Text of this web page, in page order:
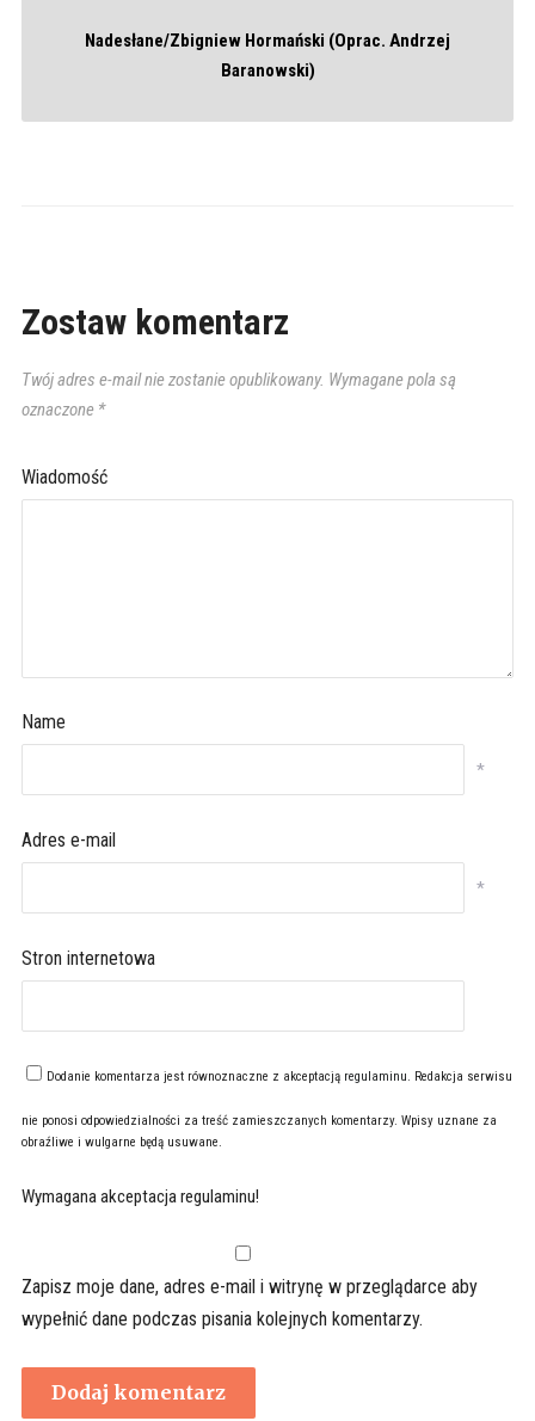
Nadesłane/Zbigniew Hormański (Oprac. Andrzej
Baranowski)
Zostaw komentarz
Twój adres e-mail nie zostanie opublikowany. Wymagane pola są
oznaczone *
Wiadomość
Name
*
Adres e-mail
*
Stron internetowa
Dodanie komentarza jest równoznaczne z akceptacją regulaminu. Redakcja serwisu
nie ponosi odpowiedzialności za treść zamieszczanych komentarzy. Wpisy uznane za
obraźliwe i wulgarne będą usuwane.
Wymagana akceptacja regulaminu!
Zapisz moje dane, adres e-mail i witrynę w przeglądarce aby
wypełnić dane podczas pisania kolejnych komentarzy.